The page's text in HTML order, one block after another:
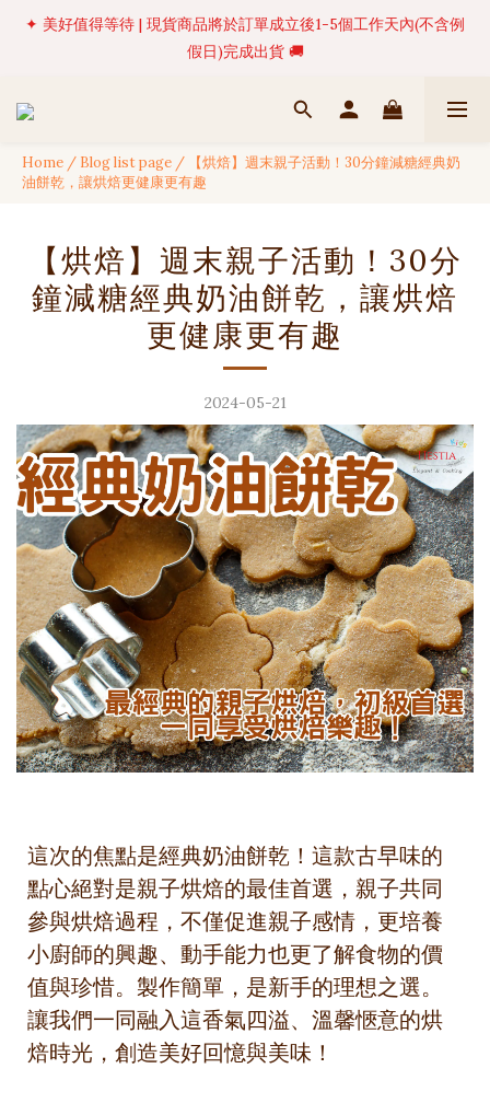
✦ 美好值得等待 | 現貨商品將於訂單成立後1-5個工作天內(不含例
假日)完成出貨 🚚
假日)完成出貨 🚚
🍹 【NEW ARRIVALS 】🌴 熱帶島嶼系列全新上架 | 現貨限量發售
假日)完成出貨 🚚
Home / Blog list page /
【烘焙】週末親子活動！30分鐘減糖經典奶
油餅乾，讓烘焙更健康更有趣
【烘焙】週末親子活動！30分
鐘減糖經典奶油餅乾，讓烘焙
更健康更有趣
2024-05-21
這次的焦點是經典奶油餅乾！這款古早味的
點心絕對是親子烘焙的最佳首選，親子共同
參與烘焙過程，不僅促進親子感情，更培養
小廚師的興趣、動手能力也更了解食物的價
值與珍惜。製作簡單，是新手的理想之選。
讓我們一同融入這香氣四溢、溫馨愜意的烘
焙時光，創造美好回憶與美味！